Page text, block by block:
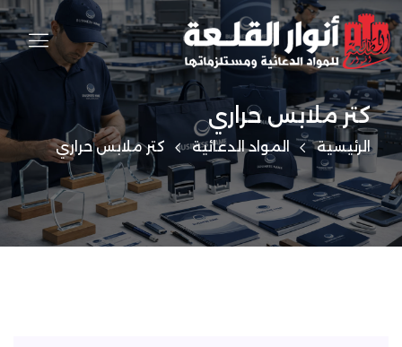
كتر ملابس حراري
الرئيسية المواد الدعائية كتر ملابس حراري